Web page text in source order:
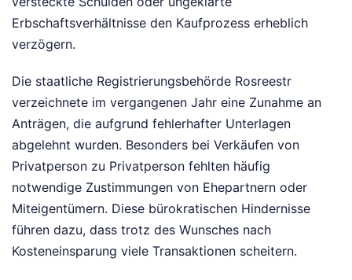
Erbschaftsverhältnisse den Kaufprozess erheblich
verzögern.
Die staatliche Registrierungsbehörde Rosreestr
verzeichnete im vergangenen Jahr eine Zunahme an
Anträgen, die aufgrund fehlerhafter Unterlagen
abgelehnt wurden. Besonders bei Verkäufen von
Privatperson zu Privatperson fehlten häufig
notwendige Zustimmungen von Ehepartnern oder
Miteigentümern. Diese bürokratischen Hindernisse
führen dazu, dass trotz des Wunsches nach
Kosteneinsparung viele Transaktionen scheitern.